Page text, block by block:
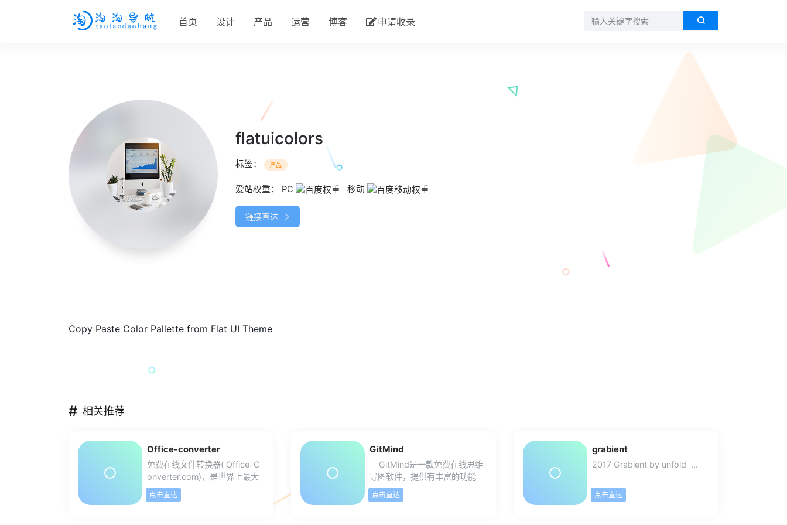
首页 设计 产品 运营 博客 申请收录
flatuicolors
标签： 产品
爱站权重： PC 移动
链接直达
Copy Paste Color Pallette from Flat UI Theme
# 相关推荐
Office-converter
免费在线文件转换器( Office-C
onverter.com)，是世界上最大
的在线文件转换器。你能免费
在线转换视频,音频,图形,文档和
点击直达
GitMind
GitMind是一款免费在线思维
导图软件，提供有丰富的功能
和模版，可免费导出JPGPNG
图片、PDF文档以及TXT文本等
点击直达
grabient
2017 Grabient by unfold ...
点击直达